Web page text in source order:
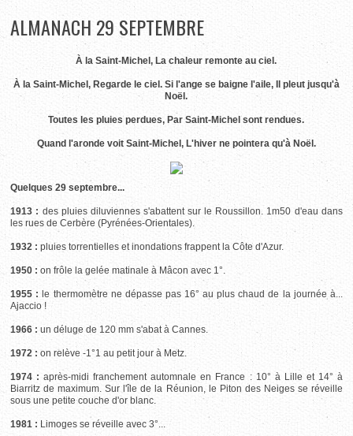
ALMANACH 29 SEPTEMBRE
À la Saint-Michel, La chaleur remonte au ciel.
À la Saint-Michel, Regarde le ciel. Si l'ange se baigne l'aile, Il pleut jusqu'à
Noël.
Toutes les pluies perdues, Par Saint-Michel sont rendues.
Quand l'aronde voit Saint-Michel, L'hiver ne pointera qu'à Noël.
Quelques 29 septembre...
1913 : des pluies diluviennes s'abattent sur le Roussillon. 1m50 d'eau dans
les rues de Cerbère (Pyrénées-Orientales).
1932 : pluies torrentielles et inondations frappent la Côte d'Azur.
1950 : on frôle la gelée matinale à Mâcon avec 1°.
1955 : le thermomètre ne dépasse pas 16° au plus chaud de la journée à...
Ajaccio !
1966 : un déluge de 120 mm s'abat à Cannes.
1972 : on relève -1°1 au petit jour à Metz.
1974 : après-midi franchement automnale en France : 10° à Lille et 14° à
Biarritz de maximum. Sur l'île de la Réunion, le Piton des Neiges se réveille
sous une petite couche d'or blanc.
1981 : Limoges se réveille avec 3°...